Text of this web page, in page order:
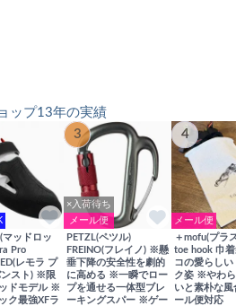
ップ13年の実績
マッドロッ
Pro
レモラ プ
ンスト) ※限
ドモデル ※
ク最強XFラ
3
×入荷待ち
メール便
PETZL(ペツル)
FREINO(フレイノ) ※懸
垂下降の安全性を劇的
に高める ※一瞬でロー
プを通せる一体型ブレ
ーキングスパー ※ゲー
4
メール便
＋mofu(プラ
toe hook 巾
コの愛らしい
ク姿 ※やわ
いと素朴な
ール便対応